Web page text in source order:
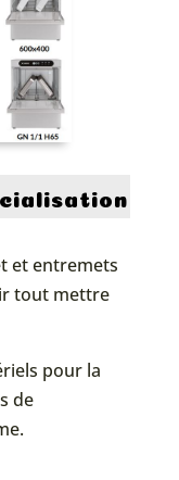
et entremets
tout mettre
pour la
de